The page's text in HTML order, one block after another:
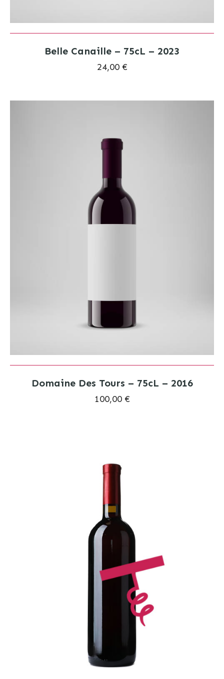
Belle Canaille – 75cL – 2023
24,00 €
Domaine Des Tours – 75cL – 2016
100,00 €